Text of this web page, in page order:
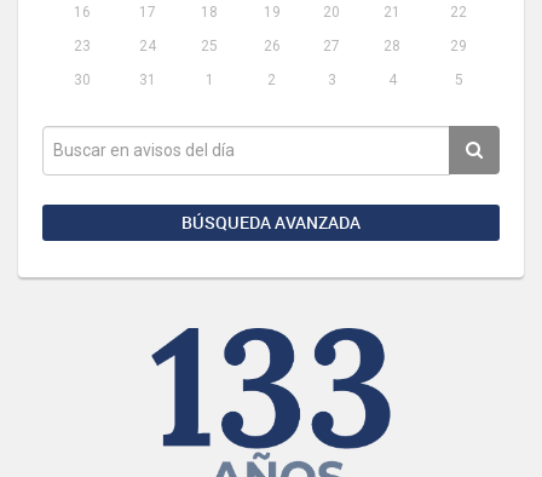
16
17 18 19 20 21
22
23
24 25 26 27 28
29
30
31 1 2 3 4 5
BÚSQUEDA AVANZADA